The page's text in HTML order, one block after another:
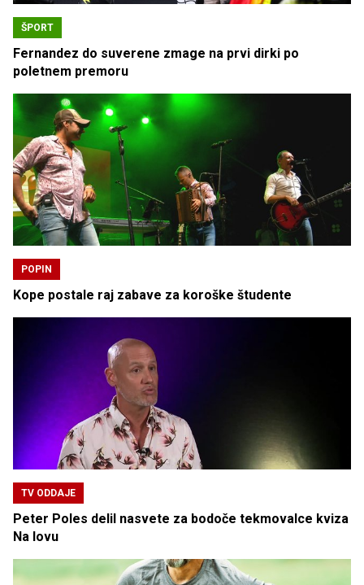
ŠPORT
Fernandez do suverene zmage na prvi dirki po
poletnem premoru
POPIN
Kope postale raj zabave za koroške študente
TV ODDAJE
Peter Poles delil nasvete za bodoče tekmovalce kviza
Na lovu